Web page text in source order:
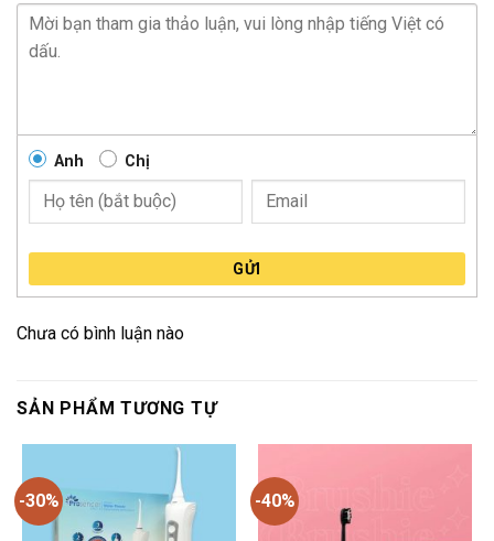
Anh Chị
GỬI
Chưa có bình luận nào
SẢN PHẨM TƯƠNG TỰ
-30% -40%